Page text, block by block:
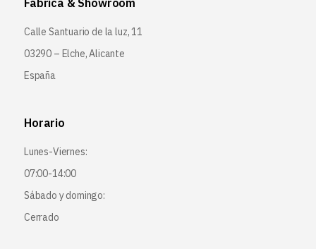
Calle Santuario de la luz, 11
03290 – Elche, Alicante
España
Horario
Lunes-Viernes:
07:00-14:00
Sábado y domingo:
Cerrado